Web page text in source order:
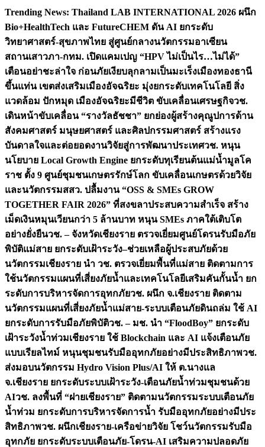
Skip
content
Trending News: Thailand LAB INTERNATIONAL 2026 ผนึก
Bio+HealthTech และ FutureCHEM ดัน AI ยกระดับ
วิทยาศาสตร์-สุขภาพไทย สู่ศูนย์กลางนวัตกรรมอาเซียน
สถานเสาวภา-กทม. เปิดแคมเปญ “HPV ไม่เป็นไร…ไม่ได้”
เตือนอย่าชะล่าใจ ก่อนภัยเงียบลุกลามเป็นมะเร็งเมืองทองธานี
ขึ้นแท่น เขตส่งเสริมเมืองอัจฉริยะ มุ่งยกระดับเทคโนโลยี สิ่ง
แวดล้อม ปักหมุด เมืองอัจฉริยะมีชีวิต ขับเคลื่อนเศรษฐกิจวช.
เดินหน้าขับเคลื่อน “รางวัลธัชชา” ยกย่องผู้สร้างคุณูปการด้าน
สังคมศาสตร์ มนุษยศาสตร์ และศิลปกรรมศาสตร์ สร้างแรง
บันดาลใจและต่อยอดงานวิจัยสู่การพัฒนาประเทศวช. หนุน
นโยบาย Local Growth Engine ยกระดับทุเรียนต้นแม่น้ำมูลโค
ราช ตั้ง 9 ศูนย์ชุมชนเกษตรรักษ์โลก ขับเคลื่อนเกษตรด้วยวิจัย
และนวัตกรรมสสว. ปลื้มงาน “OSS & SMEs GROW
TOGETHER FAIR 2026” ที่สงขลาประสบความสำเร็จ สร้าง
เม็ดเงินหมุนเวียนกว่า 5 ล้านบาท หนุน SMEs ภาคใต้เติบโต
อย่างยั่งยืนวช. – จังหวัดเชียงราย ตรวจเยี่ยมศูนย์โดรนรับมือภัย
พิบัติแม่สาย ยกระดับเฝ้าระวัง–ช่วยเหลือผู้ประสบภัยด้วย
นวัตกรรมเชียงราย นำ วช. ตรวจเยี่ยมพื้นที่แม่สาย ติดตามการ
ใช้นวัตกรรมแผนที่เสี่ยงภัยน้ำและเทคโนโลยีเสริมคันกั้นน้ำ ยก
ระดับการบริหารจัดการอุทกภัยวช. ผนึก จ.เชียงราย ติดตาม
นวัตกรรมแผนที่เสี่ยงภัยน้ำแม่สาย-ระบบเตือนภัยดินถล่ม ใช้ AI
ยกระดับการรับมือภัยพิบัติวช. – มช. นำ “FloodBoy” ยกระดับ
เฝ้าระวังน้ำท่วมเชียงราย ใช้ Blockchain และ AI แจ้งเตือนภัย
แบบเรียลไทม์ หนุนชุมชนรับมืออุทกภัยอย่างมีประสิทธิภาพวช.
ส่งมอบนวัตกรรม Hydro Vision Plus/AI ให้ ต.นางแล
จ.เชียงราย ยกระดับระบบเฝ้าระวัง-เตือนภัยน้ำท่วมชุมชนด้วย
AIวช. ลงพื้นที่ “ฝายเชียงราย” ติดตามนวัตกรรมระบบเตือนภัย
น้ำท่วม ยกระดับการบริหารจัดการน้ำ รับมืออุทกภัยอย่างมีประ
สิทธิภาพวช. ผนึกเชียงราย-เครือข่ายวิจัย โชว์นวัตกรรมรับมือ
อุทกภัย ยกระดับระบบเตือนภัย-โดรน-AI เสริมความปลอดภัย